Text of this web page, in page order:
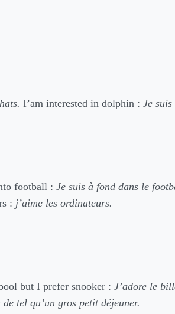
I’am interested in dolphin : Je
football : Je suis à fond dans le
: j’aime les ordinateurs.
but I prefer snooker : J’adore le
de tel qu’un gros petit déjeuner.